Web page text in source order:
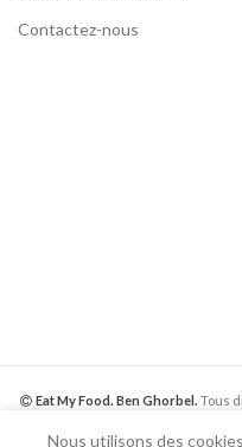
Contactez-nous
Eat My Food. Ben Ghorbel. Tous
Nous utilisons des